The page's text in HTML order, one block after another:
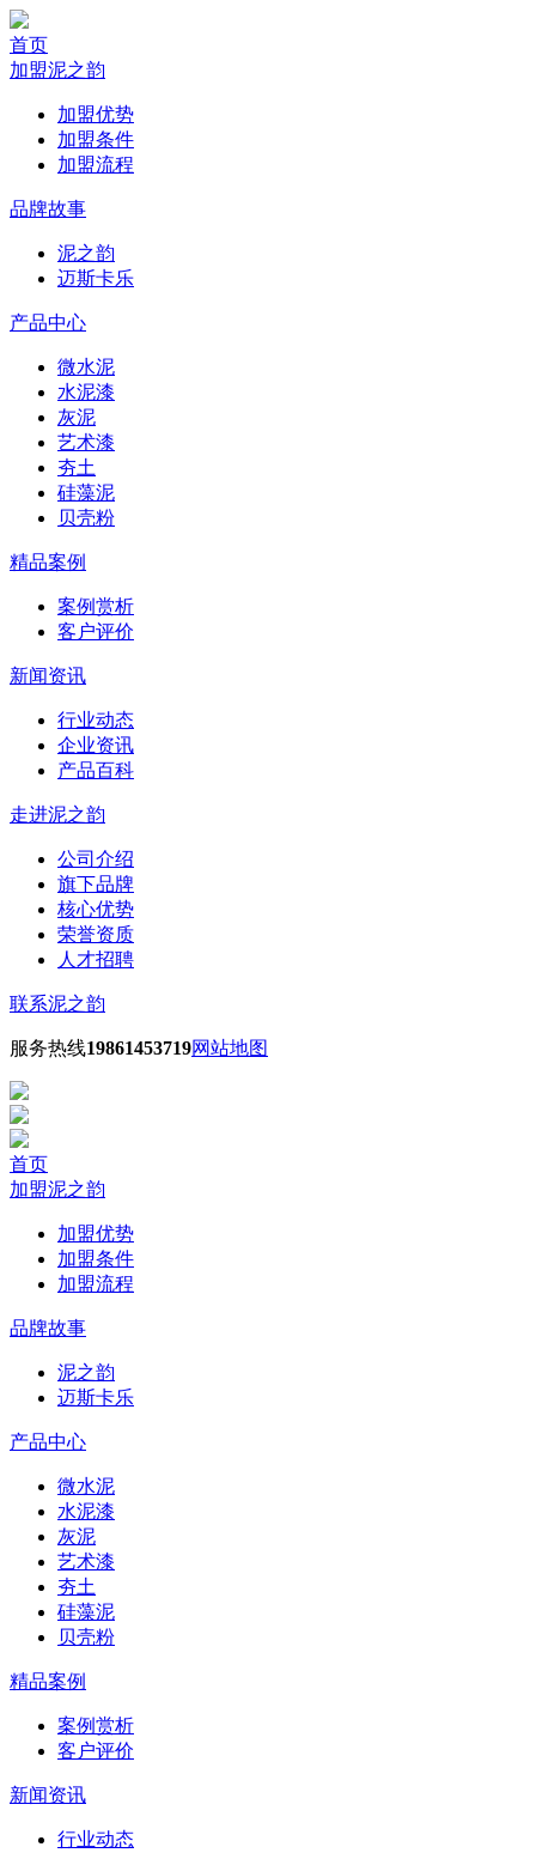
首页
加盟泥之韵
加盟优势
加盟条件
加盟流程
品牌故事
泥之韵
迈斯卡乐
产品中心
微水泥
水泥漆
灰泥
艺术漆
夯土
硅藻泥
贝壳粉
精品案例
案例赏析
客户评价
新闻资讯
行业动态
企业资讯
产品百科
走进泥之韵
公司介绍
旗下品牌
核心优势
荣誉资质
人才招聘
联系泥之韵
服务热线19861453719网站地图
首页
加盟泥之韵
加盟优势
加盟条件
加盟流程
品牌故事
泥之韵
迈斯卡乐
产品中心
微水泥
水泥漆
灰泥
艺术漆
夯土
硅藻泥
贝壳粉
精品案例
案例赏析
客户评价
新闻资讯
行业动态